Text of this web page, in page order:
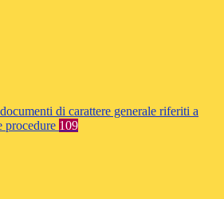
di carattere generale riferiti a
procedure 109